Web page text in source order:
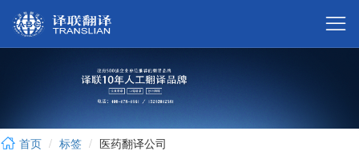

首页 标签 医药翻译公司